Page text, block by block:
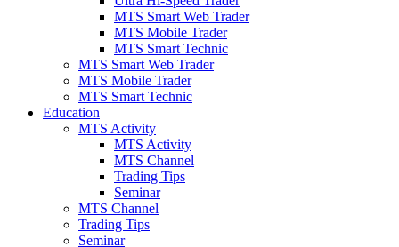
MTS Smart Web Trader
MTS Mobile Trader
MTS Smart Technic
MTS Smart Web Trader
MTS Mobile Trader
MTS Smart Technic
Education
MTS Activity
MTS Activity
MTS Channel
Trading Tips
Seminar
MTS Channel
Trading Tips
Seminar